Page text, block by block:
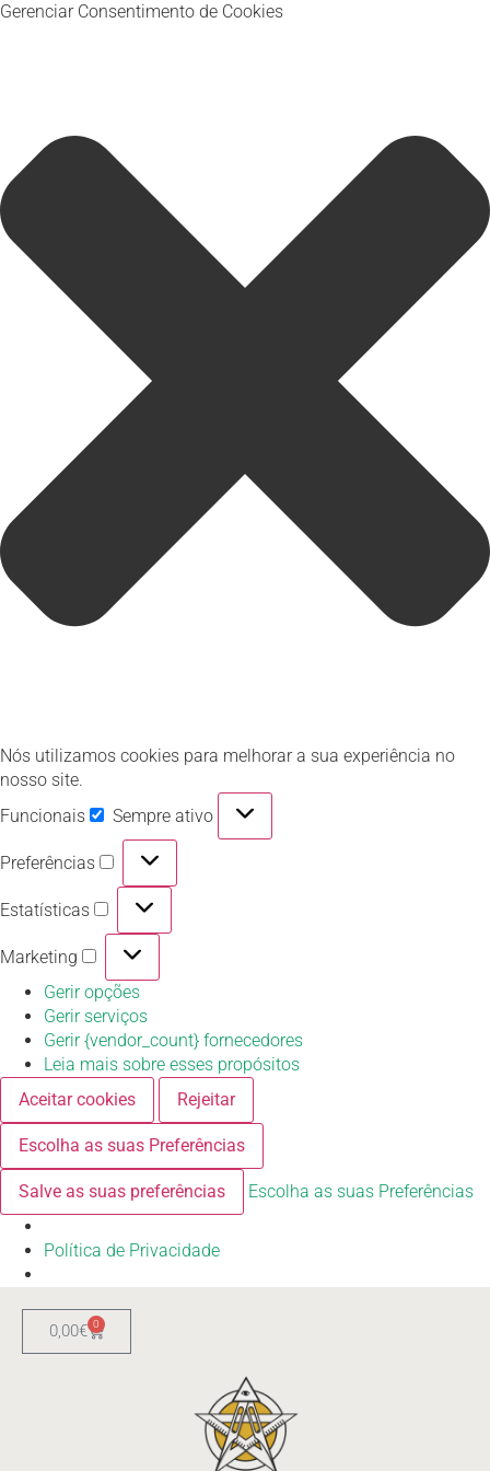
Gerenciar Consentimento de Cookies
Nós utilizamos cookies para melhorar a sua experiência no
nosso site.
Funcionais
Sempre ativo
Preferências
Estatísticas
Marketing
Gerir opções
Gerir serviços
Gerir {vendor_count} fornecedores
Leia mais sobre esses propósitos
Aceitar cookies
Rejeitar
Escolha as suas Preferências
Salve as suas preferências Escolha as suas Preferências
Política de Privacidade
0,00€ 0